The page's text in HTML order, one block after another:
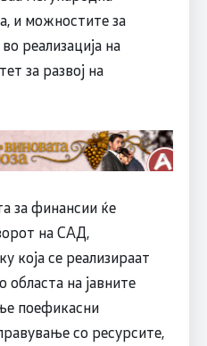
и можностите за
реализација на
за развој на
за финансии ќе
на САД,
која се реализираат
на јавните
поефикасни
со ресурсите,